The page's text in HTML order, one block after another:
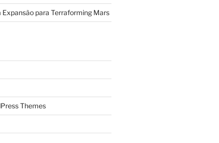
Expansão para Terraforming Mars
Themes